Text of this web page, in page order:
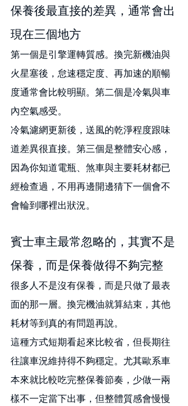
保養後最直接的差異，通常會出
現在三個地方
第一個是引擎運轉質感。換完新機油與
火星塞後，怠速穩定度、再加速的順暢
度通常會比較明顯。第二個是冷氣與車
內空氣感受。
冷氣濾網更新後，送風的乾淨程度跟味
道差異很直接。第三個是整體安心感，
因為你知道電瓶、煞車與主要耗材都已
經檢查過，不用再邊開邊猜下一個會不
會輪到哪裡出狀況。
賓士車主最常忽略的，其實不是
保養，而是保養做得不夠完整
很多人不是沒有保養，而是只做了最表
面的那一層。換完機油就算結束，其他
耗材等到真的有問題再說。
這種方式短期看起來比較省，但長期往
往讓車況維持得不夠穩定。尤其歐系車
本來就比較吃完整保養節奏，少做一兩
樣不一定當下出事，但整體質感會慢慢